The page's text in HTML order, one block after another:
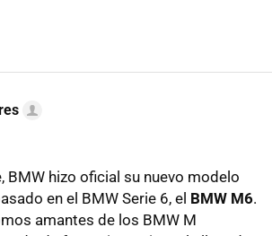
BMW hizo oficial su nuevo modelo
en el BMW Serie 6, el BMW M6.
amantes de los BMW M